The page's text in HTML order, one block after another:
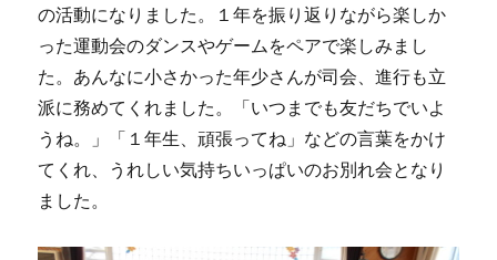
の活動になりました。１年を振り返りながら楽しか
った運動会のダンスやゲームをペアで楽しみまし
た。あんなに小さかった年少さんが司会、進行も立
派に務めてくれました。「いつまでも友だちでいよ
うね。」「１年生、頑張ってね」などの言葉をかけ
てくれ、うれしい気持ちいっぱいのお別れ会となり
ました。